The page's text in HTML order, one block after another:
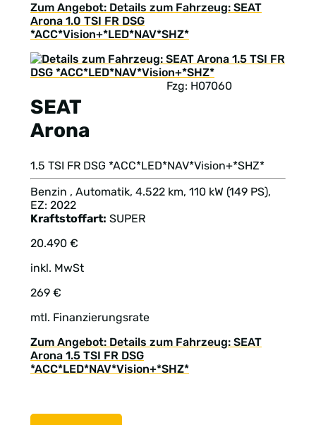
Zum Angebot: Details zum Fahrzeug: SEAT
Arona 1.0 TSI FR DSG
*ACC*Vision+*LED*NAV*SHZ*
SEAT
Arona
Fzg: H07060
1.5 TSI FR DSG *ACC*LED*NAV*Vision+*SHZ*
Benzin , Automatik, 4.522 km, 110 kW (149 PS),
EZ: 2022
Kraftstoffart: SUPER
20.490 €
inkl. MwSt
269 €
mtl. Finanzierungsrate
Zum Angebot: Details zum Fahrzeug: SEAT
Arona 1.5 TSI FR DSG
*ACC*LED*NAV*Vision+*SHZ*